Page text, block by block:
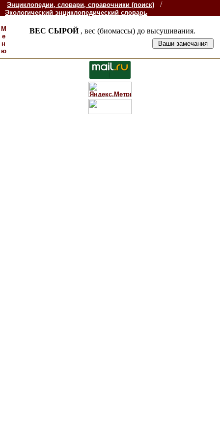
Энциклопедии, словари, справочники (поиск) /
Экологический энциклопедический словарь
М
е
н
ю
ВЕС СЫРОЙ , вес (биомассы) до высушивания.